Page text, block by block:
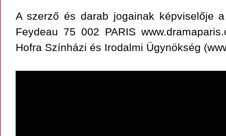
A szerző és darab jogainak képviselője a
Feydeau 75 002 PARIS
Hofra Színházi és Irodalmi Ügynökség